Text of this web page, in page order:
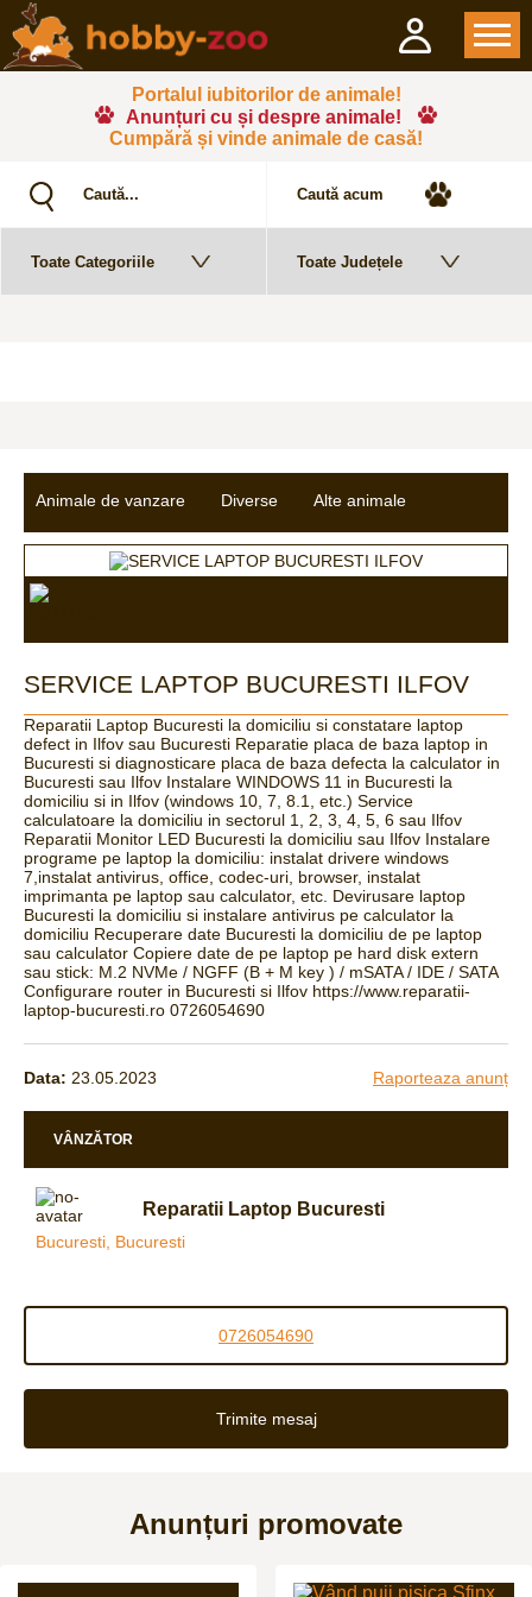
Portalul iubitorilor de animale!
Anunțuri cu și despre animale!
Cumpără și vinde animale de casă!
Animale de vanzare Diverse Alte animale
SERVICE LAPTOP BUCURESTI ILFOV
Reparatii Laptop Bucuresti la domiciliu si constatare laptop
defect in Ilfov sau Bucuresti Reparatie placa de baza laptop in
Bucuresti si diagnosticare placa de baza defecta la calculator in
Bucuresti sau Ilfov Instalare WINDOWS 11 in Bucuresti la
domiciliu si in Ilfov (windows 10, 7, 8.1, etc.) Service
calculatoare la domiciliu in sectorul 1, 2, 3, 4, 5, 6 sau Ilfov
Reparatii Monitor LED Bucuresti la domiciliu sau Ilfov Instalare
programe pe laptop la domiciliu: instalat drivere windows
7,instalat antivirus, office, codec-uri, browser, instalat
imprimanta pe laptop sau calculator, etc. Devirusare laptop
Bucuresti la domiciliu si instalare antivirus pe calculator la
domiciliu Recuperare date Bucuresti la domiciliu de pe laptop
sau calculator Copiere date de pe laptop pe hard disk extern
sau stick: M.2 NVMe / NGFF (B + M key ) / mSATA / IDE / SATA
Configurare router in Bucuresti si Ilfov https://www.reparatii-
laptop-bucuresti.ro 0726054690
Data: 23.05.2023 Raporteaza anunț
VÂNZĂTOR
Reparatii Laptop Bucuresti
Bucuresti, Bucuresti
0726054690
Trimite mesaj
Anunțuri promovate